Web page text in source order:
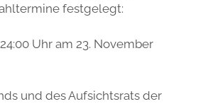
festgelegt:
Uhr am 23. November
und des Aufsichtsrats der